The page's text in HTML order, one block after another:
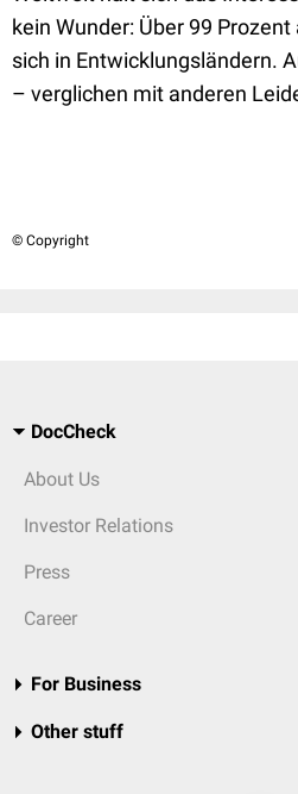
kein Wunder: Über 99
sich in Entwicklungsländern.
– verglichen mit anderen
© Copyright
DocCheck
About Us
Investor Relations
Press
Career
For Business
Other stuff